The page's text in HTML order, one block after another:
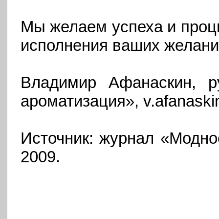
Мы желаем успеха и
исполнения ваших
Владимир Афанаскин,
ароматизация»,
Источник: журнал
2009.